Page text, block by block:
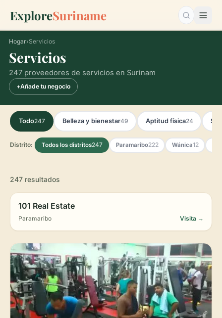
ExploreSuriname Buscar…
Hogar›Servicios
Servicios
247 proveedores de servicios en Surinam
+Añade tu negocio
Todo247 Belleza y bienestar49 Aptitud física24
Distrito: Todos los distritos247 Paramaribo222 Wánica12
247 resultados
101 Real Estate
Paramaribo Visita →